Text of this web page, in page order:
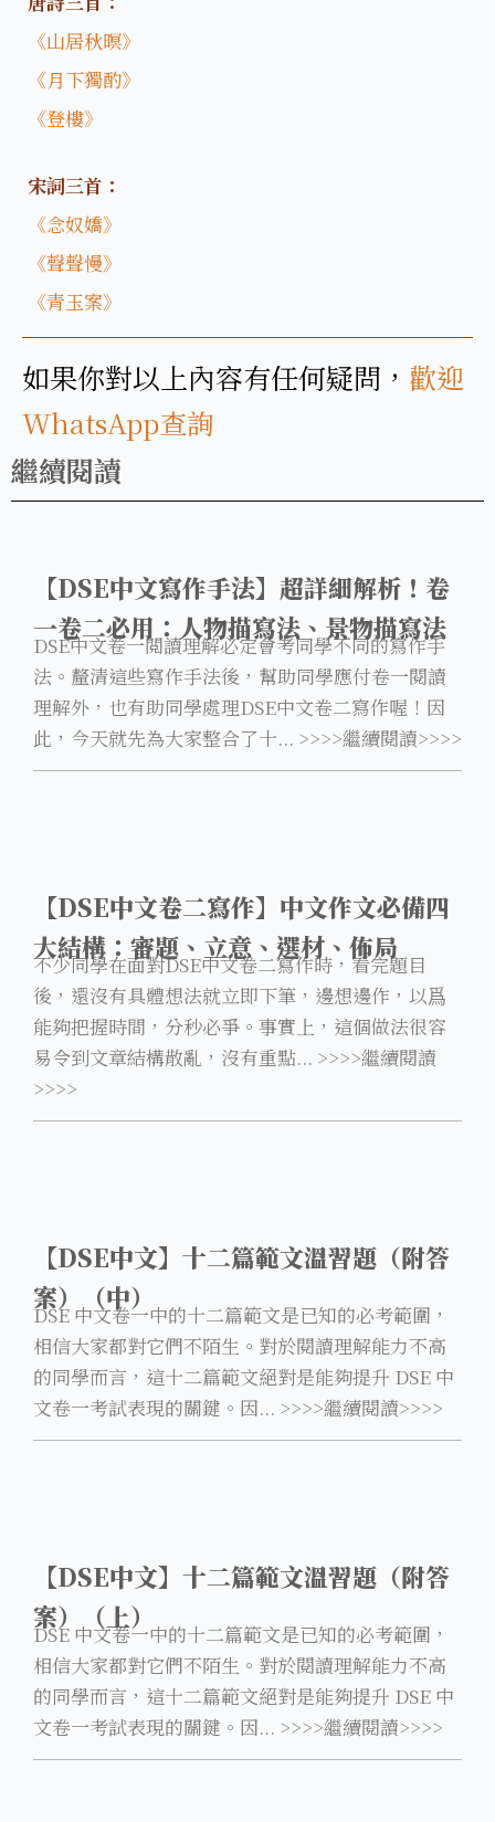
《山居秋暝》
《月下獨酌》
《登樓》
宋詞三首：
《念奴嬌》
《聲聲慢》
《青玉案》
如果你對以上內容有任何疑問， 歡迎
WhatsApp查詢
繼續閱讀
【DSE中文寫作手法】超詳細解析！卷
一卷二必用：人物描寫法、景物描寫法
DSE中文卷一閲讀理解必定會考同學不同的寫作手
法。釐清這些寫作手法後，幫助同學應付卷一閱讀
理解外，也有助同學處理DSE中文卷二寫作喔！因
此，今天就先為大家整合了十... >>>>繼續閱讀>>>>
【DSE中文卷二寫作】中文作文必備四
大結構：審題、立意、選材、佈局
不少同學在面對DSE中文卷二寫作時，看完題目
後，還沒有具體想法就立即下筆，邊想邊作，以爲
能夠把握時間，分秒必爭。事實上，這個做法很容
易令到文章結構散亂，沒有重點... >>>>繼續閱讀
>>>>
【DSE中文】十二篇範文溫習題（附答
案）（中）
DSE 中文卷一中的十二篇範文是已知的必考範圍，
相信大家都對它們不陌生。對於閱讀理解能力不高
的同學而言，這十二篇範文絕對是能夠提升 DSE 中
文卷一考試表現的關鍵。因... >>>>繼續閱讀>>>>
【DSE中文】十二篇範文溫習題（附答
案）（上）
DSE 中文卷一中的十二篇範文是已知的必考範圍，
相信大家都對它們不陌生。對於閱讀理解能力不高
的同學而言，這十二篇範文絕對是能夠提升 DSE 中
文卷一考試表現的關鍵。因... >>>>繼續閱讀>>>>